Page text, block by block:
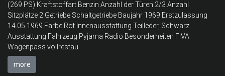
(269 PS) Kraftstoffart Benzin Anzahl der Türen 2/3 Anzahl
Sitzplätze 2 Getriebe Schaltgetriebe Baujahr 1969 Erstzulassung
14.05.1969 Farbe Rot Innenausstattung Teilleder, Schwarz
Ausstattung Fahrzeug Pyjama Radio Besonderheiten FIVA
Wagenpass vollrestau...
more